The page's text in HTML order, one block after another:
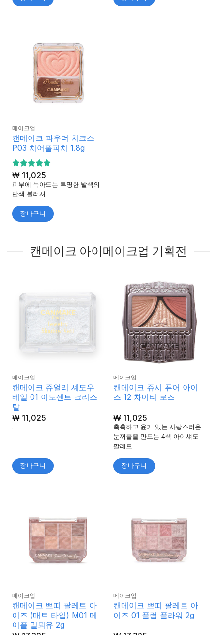
메이크업
캔메이크 파우더 치크스
P03 치어풀피치 1.8g
5 중에서
5로 평가
됨
₩11,025
피부에 녹아드는 투명한 발색의
단색 블러셔
장바구니
캔메이크 아이메이크업 기획전
메이크업
캔메이크 쥬얼리 셰도우
베일 01 이노센트 크리스
탈
₩11,025
.
장바구니
메이크업
캔메이크 쥬시 퓨어 아이
즈 12 차이티 로즈
₩11,025
촉촉하고 윤기 있는 사랑스러운
눈꺼풀을 만드는 4색 아이섀도
팔레트
장바구니
메이크업
캔메이크 쁘띠 팔레트 아
이즈 (매트 타입) M01 메
이플 밀푀유 2g
메이크업
캔메이크 쁘띠 팔레트 아
이즈 01 플럼 플라워 2g